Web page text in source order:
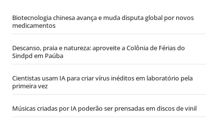
Biotecnologia chinesa avança e muda disputa global por novos
medicamentos
Descanso, praia e natureza: aproveite a Colônia de Férias do
Sindpd em Paúba
Cientistas usam IA para criar vírus inéditos em laboratório pela
primeira vez
Músicas criadas por IA poderão ser prensadas em discos de vinil